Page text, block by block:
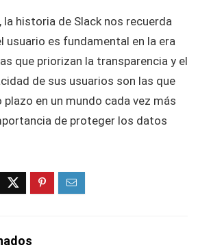
la historia de Slack nos recuerda
usuario es fundamental en la era
que priorizan la transparencia y el
de sus usuarios son las que
plazo en un mundo cada vez más
de proteger los datos